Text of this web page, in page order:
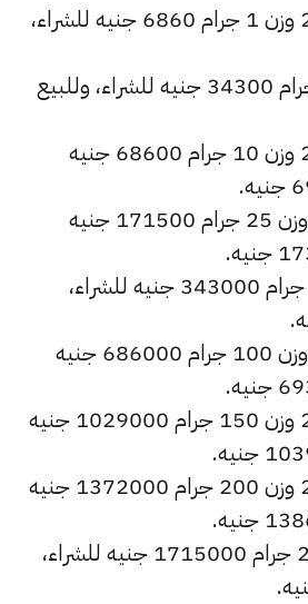
أسعار الذهب عيار 21 وزن 1 جرام 6860 جنيه للشراء،
سعر عيار 21 وزن 5 جرام 34300 جنيه للشراء، وللبيع
أسعار الذهب عيار 21 وزن 10 جرام 68600 جنيه
سعر الذهب عيار 21 وزن 25 جرام 171500 جنيه
سعر عيار 21 وزن 50 جرام 343000 جنيه للشراء،
سعر الذهب عيار 21 وزن 100 جرام 686000 جنيه
أسعار الذهب عيار 21 وزن 150 جرام 1029000 جنيه
أسعار الذهب عيار 21 وزن 200 جرام 1372000 جنيه
سعر عيار 21 وزن 250 جرام 1715000 جنيه للشراء،